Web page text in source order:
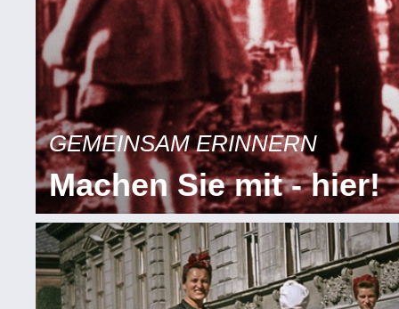
GEMEINSAM ERINNERN
Machen Sie mit - hier!